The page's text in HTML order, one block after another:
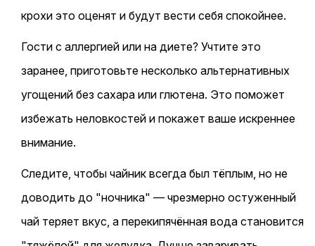
крохи это оценят и будут вести себя спокойнее.
Гости с аллергией или на диете? Учтите это
заранее, приготовьте несколько альтернативных
угощений без сахара или глютена. Это поможет
избежать неловкостей и покажет ваше искреннее
внимание.
Следите, чтобы чайник всегда был тёплым, но не
доводить до "ночника" — чрезмерно остуженный
чай теряет вкус, а перекипячённая вода становится